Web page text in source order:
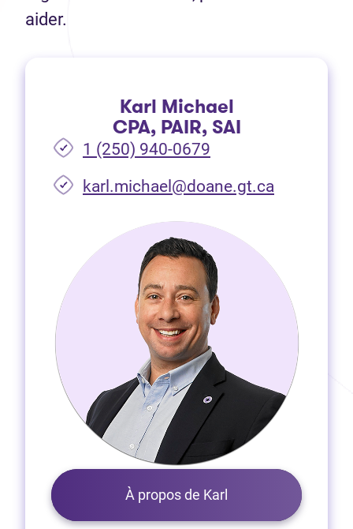
aider.
Karl Michael
CPA, PAIR, SAI
1 (250) 940-0679
karl.michael@doane.gt.ca
À propos de Karl